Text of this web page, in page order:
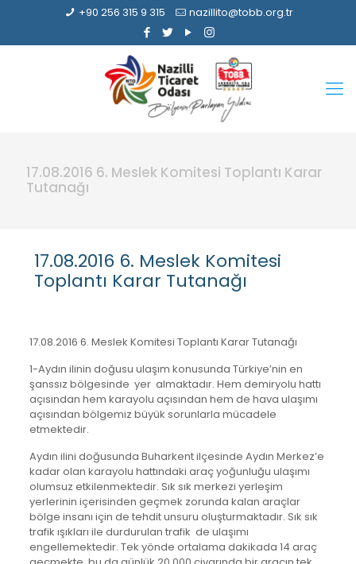
+90 256 315 9 315 nazillito@tobb.org.tr
17.08.2016 6. Meslek Komitesi Toplantı Karar
Tutanağı
17.08.2016 6. Meslek Komitesi
Toplantı Karar Tutanağı
17.08.2016 6. Meslek Komitesi Toplantı Karar Tutanağı
1-Aydın ilinin doğusu ulaşım konusunda Türkiye’nin en
şanssız bölgesinde yer almaktadır. Hem demiryolu hattı
açısından hem karayolu açısından hem de hava ulaşımı
açısından bölgemiz büyük sorunlarla mücadele
etmektedir.
Aydın ilini doğusunda Buharkent ilçesinde Aydın Merkez’e
kadar olan karayolu hattındaki araç yoğunluğu ulaşımı
olumsuz etkilenmektedir. Sık sık merkezi yerleşim
yerlerinin içerisinden geçmek zorunda kalan araçlar
bölge insanı için de tehdit unsuru oluşturmaktadır. Sık sık
trafik ışıkları ile durdurulan trafik de ulaşımı
engellemektedir. Tek yönde ortalama dakikada 14 araç